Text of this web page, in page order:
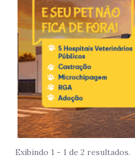
Exibindo 1 - 1 de 2 resultados.